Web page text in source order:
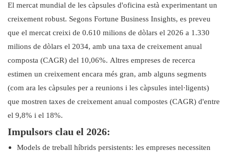
El mercat mundial de les càpsules d'oficina està experimentant un
creixement robust. Segons Fortune Business Insights, es preveu
que el mercat creixi de 0.610 milions de dòlars el 2026 a 1.330
milions de dòlars el 2034, amb una taxa de creixement anual
composta (CAGR) del 10,06%. Altres empreses de recerca
estimen un creixement encara més gran, amb alguns segments
(com ara les càpsules per a reunions i les càpsules intel·ligents)
que mostren taxes de creixement anual compostes (CAGR) d'entre
el 9,8% i el 18%.
Impulsors clau el 2026:
Models de treball híbrids persistents: les empreses necessiten